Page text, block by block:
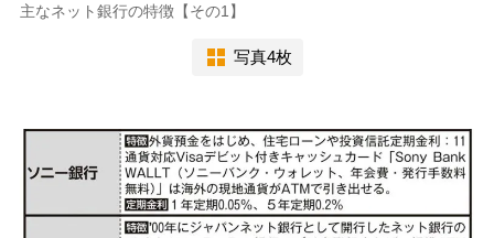
主なネット銀行の特徴【その1】
写真4枚